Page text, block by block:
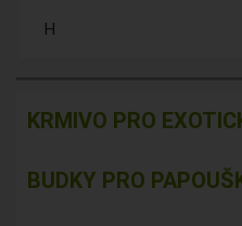
H
KRMIVO PRO
BUDKY PRO